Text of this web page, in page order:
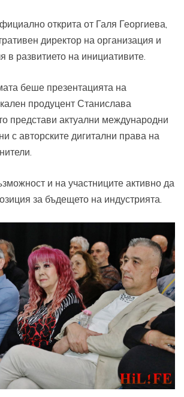
открита от Галя Георгиева,
директор на организация и
в развитието на инициативите.
беше презентацията на
продуцент Станислава
представи актуални международни
с авторските дигитални права на
и на участниците активно да
за бъдещето на индустрията.